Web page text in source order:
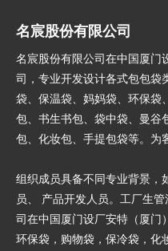
名宸股份有限公司
名宸股份有限公司在中国厦门
司，专业开发设计各式包包袋
袋、保温袋、妈妈袋、环保袋
包、书生书包、袋中袋、曼谷
包、化妆包、手提包袋等。为
组织成员具备不同专业背景，
员、 产品开发人员。工厂生
司在中国厦门设厂安特（厦门
环保袋，购物袋，保冷袋，化